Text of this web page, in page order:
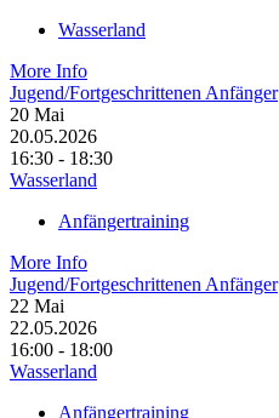
Wasserland
More Info
Jugend/Fortgeschrittenen Anfänger
20 Mai
20.05.2026
16:30 - 18:30
Wasserland
Anfängertraining
More Info
Jugend/Fortgeschrittenen Anfänger
22 Mai
22.05.2026
16:00 - 18:00
Wasserland
Anfängertraining